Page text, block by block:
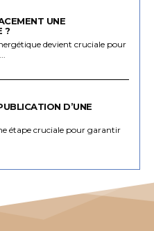
UNE
?
devient cruciale pour
D’UNE
étape cruciale pour garantir